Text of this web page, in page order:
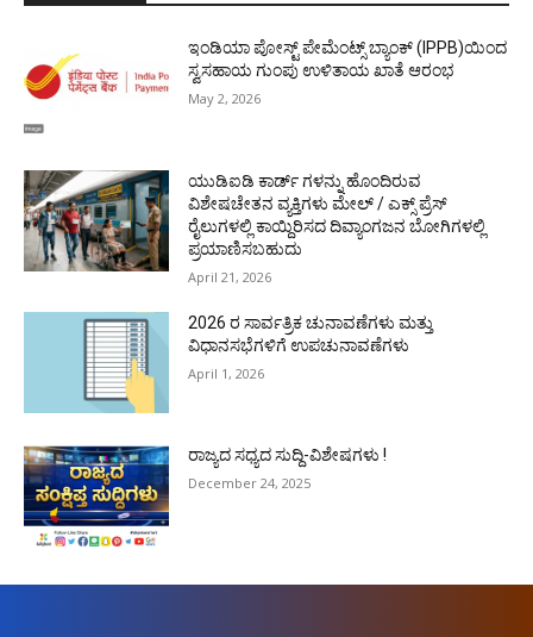
ಇಂಡಿಯಾ ಪೋಸ್ಟ್ ಪೇಮೆಂಟ್ಸ್ ಬ್ಯಾಂಕ್ (IPPB)ಯಿಂದ
ಸ್ವಸಹಾಯ ಗುಂಪು ಉಳಿತಾಯ ಖಾತೆ ಆರಂಭ
May 2, 2026
ಯುಡಿಐಡಿ ಕಾರ್ಡ್ ಗಳನ್ನು ಹೊಂದಿರುವ
ವಿಶೇಷಚೇತನ ವ್ಯಕ್ತಿಗಳು ಮೇಲ್ / ಎಕ್ಸ್ ಪ್ರೆಸ್
ರೈಲುಗಳಲ್ಲಿ ಕಾಯ್ದಿರಿಸದ ದಿವ್ಯಾಂಗಜನ ಬೋಗಿಗಳಲ್ಲಿ
ಪ್ರಯಾಣಿಸಬಹುದು
April 21, 2026
2026 ರ ಸಾರ್ವತ್ರಿಕ ಚುನಾವಣೆಗಳು ಮತ್ತು
ವಿಧಾನಸಭೆಗಳಿಗೆ ಉಪಚುನಾವಣೆಗಳು
April 1, 2026
ರಾಜ್ಯದ ಸಧ್ಯದ ಸುದ್ದಿ-ವಿಶೇಷಗಳು !
December 24, 2025